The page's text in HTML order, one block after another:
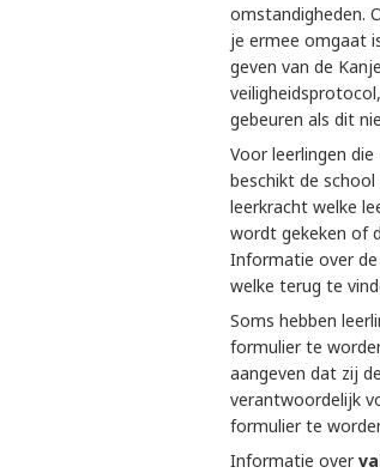
omstandigheden.
je ermee omgaat
geven van de
gebeuren als dit
Voor leerlingen die
beschikt de
leerkracht welke
wordt gekeken of
Informatie over
welke terug te
Soms hebben
formulier te
aangeven dat zij
verantwoordelijk
formulier te
Informatie over